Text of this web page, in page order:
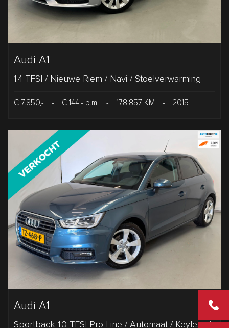
+31 2
Audi A1
1.4 TFSI / Nieuwe Riem / Navi / Stoelverwarming
€ 7.850,- - € 144,- p.m. - 178.857 KM - 2015
Audi A1
Sportback 1.0 TFSI Pro Line / Automaat / Keyless /